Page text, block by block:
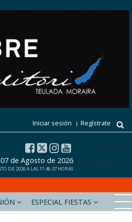
Iniciar sesión Regístrate
El tiempo 15 días
El tiempo en Benissa
de Agosto de 2026
DE 2026 A LAS 17:46:37 HORAS
xabiaaldia.com Marinabaixadigital.com
ESPECIAL FIESTAS